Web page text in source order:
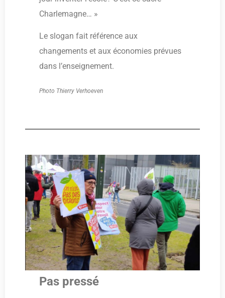
Charlemagne… »
Le slogan fait référence aux
changements et aux économies prévues
dans l’enseignement.
Photo Thierry Verhoeven
Pas pressé